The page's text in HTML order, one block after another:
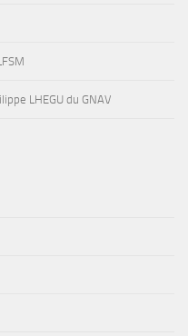
LHEGU du GNAV